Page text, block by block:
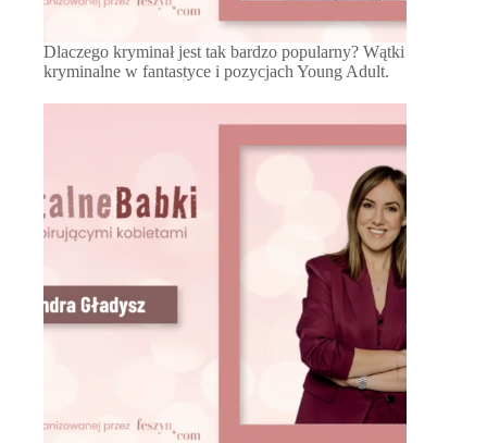
Dlaczego kryminał jest tak bardzo popularny? Wątki
kryminalne w fantastyce i pozycjach Young Adult.